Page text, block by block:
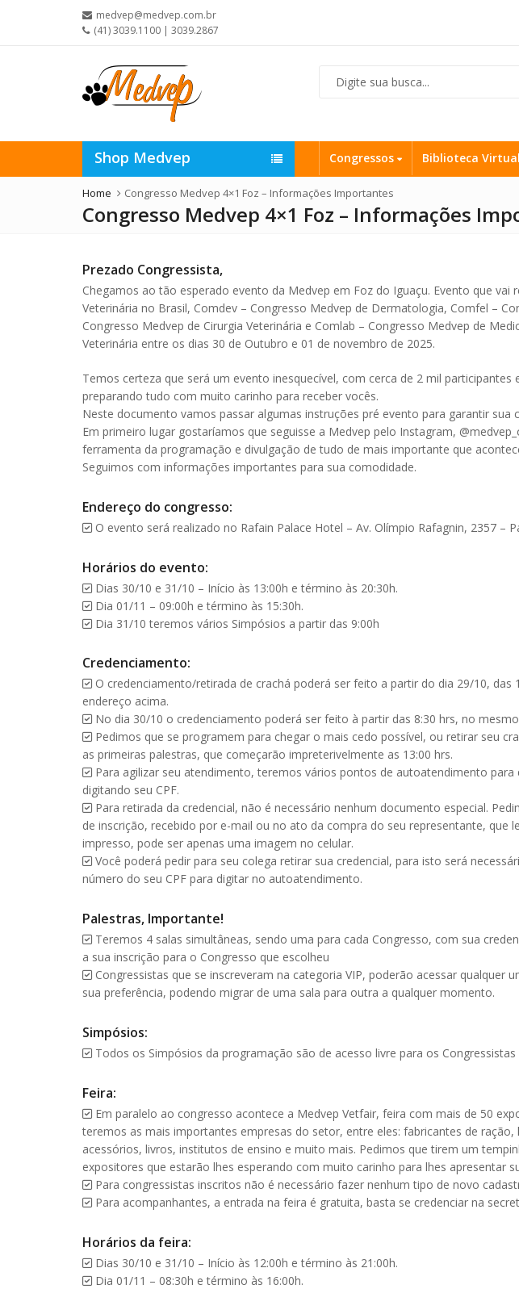
medvep@medvep.com.br
(41) 3039.1100 | 3039.2867
Shop Medvep Congressos Biblioteca Virtual
Home Congresso Medvep 4×1 Foz – Informações Importantes
Congresso Medvep 4×1 Foz – Informações
Prezado Congressista,
Chegamos ao tão esperado evento da Medvep em Foz do Iguaçu. Evento que vai
Veterinária no Brasil, Comdev – Congresso Medvep de Dermatologia, Comfel –
Congresso Medvep de Cirurgia Veterinária e Comlab – Congresso Medvep de
Veterinária entre os dias 30 de Outubro e 01 de novembro de 2025.
Temos certeza que será um evento inesquecível, com cerca de 2 mil participantes
preparando tudo com muito carinho para receber vocês.
Neste documento vamos passar algumas instruções pré evento para garantir sua
Em primeiro lugar gostaríamos que seguisse a Medvep pelo Instagram,
ferramenta da programação e divulgação de tudo de mais importante que
Seguimos com informações importantes para sua comodidade.
Endereço do congresso:
O evento será realizado no Rafain Palace Hotel – Av. Olímpio Rafagnin, 2357 –
Horários do evento:
Dias 30/10 e 31/10 – Início às 13:00h e término às 20:30h.
Dia 01/11 – 09:00h e término às 15:30h.
Dia 31/10 teremos vários Simpósios a partir das 9:00h
Credenciamento:
O credenciamento/retirada de crachá poderá ser feito a partir do dia 29/10, das
endereço acima.
No dia 30/10 o credenciamento poderá ser feito à partir das 8:30 hrs, no
Pedimos que se programem para chegar o mais cedo possível, ou retirar seu
as primeiras palestras, que começarão impreterivelmente as 13:00 hrs.
Para agilizar seu atendimento, teremos vários pontos de autoatendimento para
digitando seu CPF.
Para retirada da credencial, não é necessário nenhum documento especial.
de inscrição, recebido por e-mail ou no ato da compra do seu representante, que
impresso, pode ser apenas uma imagem no celular.
Você poderá pedir para seu colega retirar sua credencial, para isto será
número do seu CPF para digitar no autoatendimento.
Palestras, Importante!
Teremos 4 salas simultâneas, sendo uma para cada Congresso, com sua
a sua inscrição para o Congresso que escolheu
Congressistas que se inscreveram na categoria VIP, poderão acessar qualquer
sua preferência, podendo migrar de uma sala para outra a qualquer momento.
Simpósios:
Todos os Simpósios da programação são de acesso livre para os
Feira:
Em paralelo ao congresso acontece a Medvep Vetfair, feira com mais de 50
teremos as mais importantes empresas do setor, entre eles: fabricantes de
acessórios, livros, institutos de ensino e muito mais. Pedimos que tirem um
expositores que estarão lhes esperando com muito carinho para lhes apresentar
Para congressistas inscritos não é necessário fazer nenhum tipo de novo
Para acompanhantes, a entrada na feira é gratuita, basta se credenciar na
Horários da feira:
Dias 30/10 e 31/10 – Início às 12:00h e término às 21:00h.
Dia 01/11 – 08:30h e término às 16:00h.